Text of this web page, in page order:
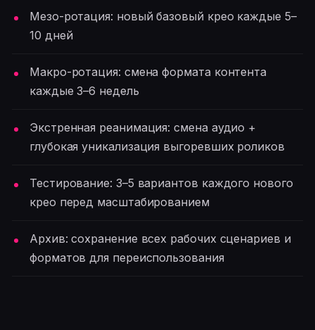
Мезо-ротация: новый базовый крео каждые 5–
10 дней
Макро-ротация: смена формата контента
каждые 3–6 недель
Экстренная реанимация: смена аудио +
глубокая уникализация выгоревших роликов
Тестирование: 3–5 вариантов каждого нового
крео перед масштабированием
Архив: сохранение всех рабочих сценариев и
форматов для переиспользования